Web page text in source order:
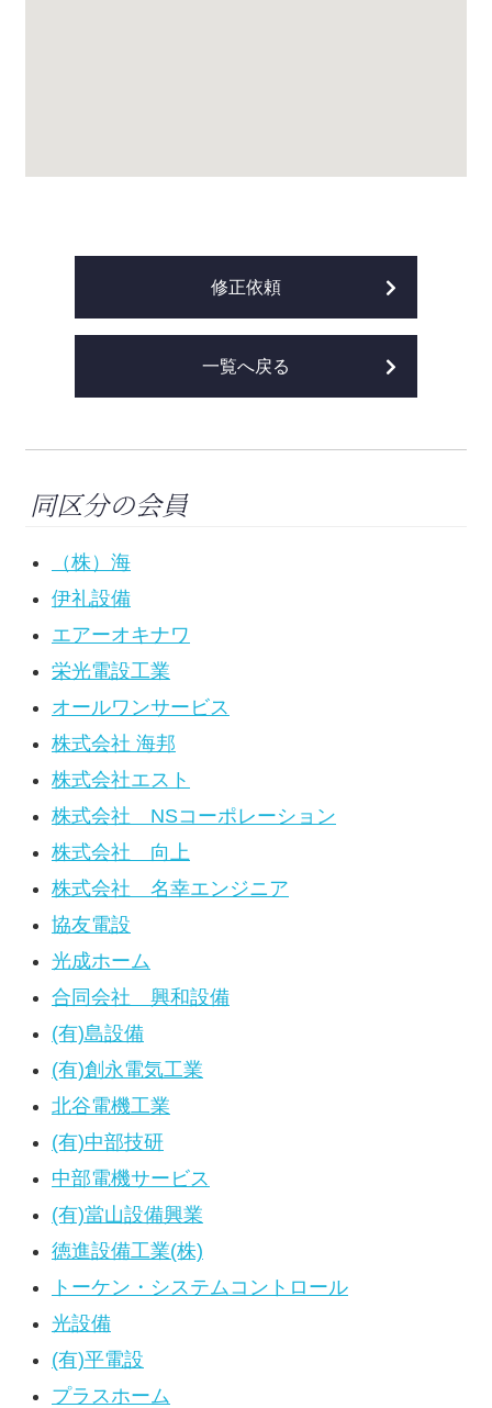
修正依頼
一覧へ戻る
同区分の会員
（株）海
伊礼設備
エアーオキナワ
栄光電設工業
オールワンサービス
株式会社 海邦
株式会社エスト
株式会社 NSコーポレーション
株式会社 向上
株式会社 名幸エンジニア
協友電設
光成ホーム
合同会社 興和設備
(有)島設備
(有)創永電気工業
北谷電機工業
(有)中部技研
中部電機サービス
(有)當山設備興業
徳進設備工業(株)
トーケン・システムコントロール
光設備
(有)平電設
プラスホーム